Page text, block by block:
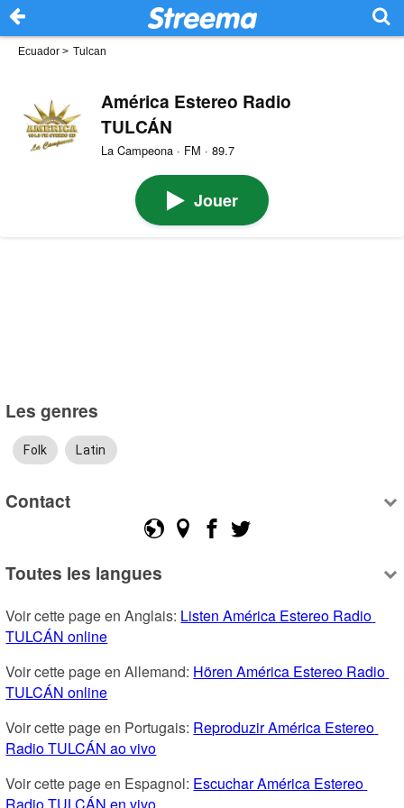
Ecuador > Tulcan
América Estereo Radio
TULCÁN
La Campeona · FM · 89.7
Jouer
Les genres
Folk Latin
Contact
Toutes les langues
Voir cette page en Anglais: Listen América Estereo Radio
TULCÁN online
Voir cette page en Allemand: Hören América Estereo Radio
TULCÁN online
Voir cette page en Portugais: Reproduzir América Estereo
Radio TULCÁN ao vivo
Voir cette page en Espagnol: Escuchar América Estereo
Radio TULCÁN en vivo